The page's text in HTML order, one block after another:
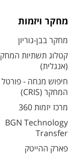
מחקר ויזמות
מחקר בבן-גוריון
קטלוג תשתיות
(אנגלית)
חיפוש מנחה - פורטל
המחקר (CRIS)
מרכז יזמות 360
BGN Technology
Transfer
פארק ההייטק